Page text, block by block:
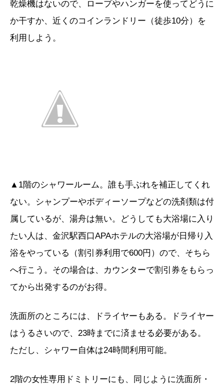
乾燥機はないので、ロープやハンガーを使ってどうに
か干すか、近くのコインランドリー（徒歩10分）を
利用しよう。
▲1階のシャワールーム。誰も手ぶれを補正してくれ
ない。シャンプーやボディーソープなどの洗剤類は付
属しているが、湯舟は無い。どうしても大浴場に入り
たい人は、金沢駅西口APAホテルの大浴場が日帰り入
浴をやっている（割引券利用で600円）ので、そちら
へ行こう。その場合は、カウンターで割引券をもらっ
てから出発するのがお得。
洗面所のところには、ドライヤーもある。ドライヤー
はうるさいので、23時までに済ませる必要がある。
ただし、シャワー自体は24時間利用可能。
2階の女性専用ドミトリーにも、同じように洗面所・